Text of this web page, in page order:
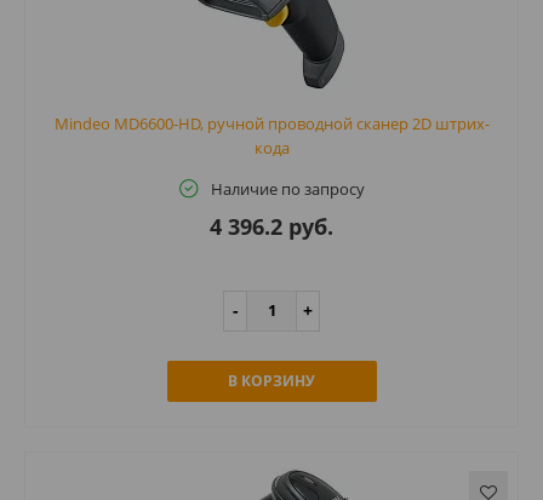
Mindeo MD6600-HD, ручной проводной сканер 2D штрих-
кода
Наличие по запросу
4 396.2 руб.
В КОРЗИНУ